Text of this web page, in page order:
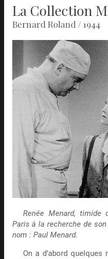
La Collection
Bernard Roland / 1944
Renée Menard, timide
Paris à la recherche de
nom : Paul Menard.
On a d’abord